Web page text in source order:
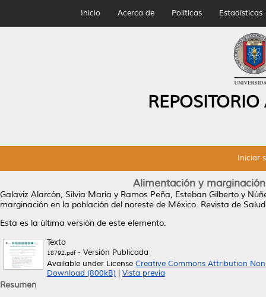
Inicio Acerca de Políticas Estadísticas
Iniciar
Alimentación y
Galaviz Alarcón, Silvia María y Ramos Peña, Esteban Gilberto y
marginación en la población del noreste de México. Revista de
Esta es la última versión de este elemento.
Texto
18792.pdf- Versión Publicada
Available under License Creative Commons Attribution
Download (800kB)
Vista previa
Resumen